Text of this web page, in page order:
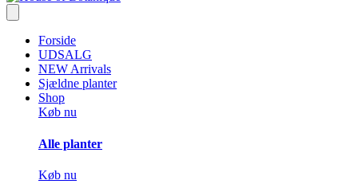
Forside
UDSALG
NEW Arrivals
Sjældne planter
Shop
Køb nu
Alle planter
Køb nu